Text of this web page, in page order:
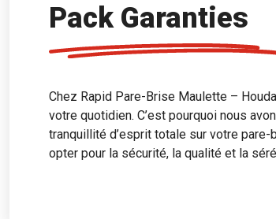
Pack Garanties
Chez Rapid Pare-Brise Maulette –
votre quotidien. C’est pourquoi nous
tranquillité d’esprit totale sur votre
opter pour la sécurité, la qualité et la